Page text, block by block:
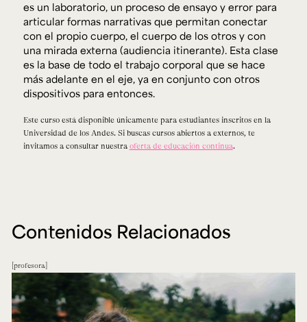
es un laboratorio, un proceso de ensayo y error para
articular formas narrativas que permitan conectar
con el propio cuerpo, el cuerpo de los otros y con
una mirada externa (audiencia itinerante). Esta clase
es la base de todo el trabajo corporal que se hace
más adelante en el eje, ya en conjunto con otros
dispositivos para entonces.
Este curso está disponible únicamente para estudiantes inscritos en la
Universidad de los Andes. Si buscas cursos abiertos a externos, te
invitamos a consultar nuestra oferta de educación continua.
Contenidos Relacionados
profesora